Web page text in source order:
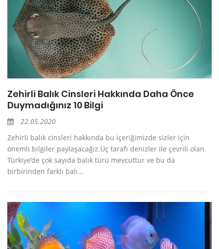
Zehirli Balık Cinsleri Hakkında Daha Önce
Duymadığınız 10 Bilgi
22.05.2020
Zehirli balık cinsleri hakkında bu içeriğimizde sizler için
önemli bilgiler paylaşacağız.Üç tarafı denizler ile çevrili olan
Türkiye’de çok sayıda balık türü mevcuttur ve bu da
birbirinden farklı balı...